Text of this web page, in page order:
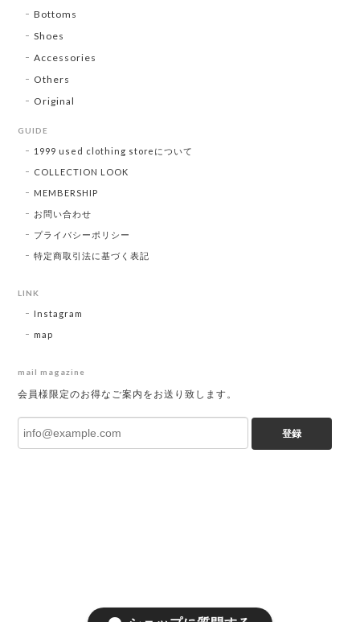
Bottoms
Shoes
Accessories
Others
Original
GUIDE
1999 used clothing storeについて
COLLECTION LOOK
MEMBERSHIP
お問い合わせ
プライバシーポリシー
特定商取引法に基づく表記
LINK
Instagram
map
mail magazine
会員様限定のお得なご案内をお送り致します。
登録